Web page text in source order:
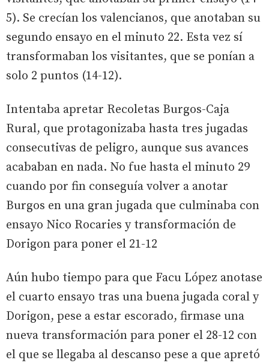
5). Se crecían los valencianos, que anotaban su
segundo ensayo en el minuto 22. Esta vez sí
transformaban los visitantes, que se ponían a
solo 2 puntos (14-12).
Intentaba apretar Recoletas Burgos-Caja
Rural, que protagonizaba hasta tres jugadas
consecutivas de peligro, aunque sus avances
acababan en nada. No fue hasta el minuto 29
cuando por fin conseguía volver a anotar
Burgos en una gran jugada que culminaba con
ensayo Nico Rocaries y transformación de
Dorigon para poner el 21-12
Aún hubo tiempo para que Facu López anotase
el cuarto ensayo tras una buena jugada coral y
Dorigon, pese a estar escorado, firmase una
nueva transformación para poner el 28-12 con
el que se llegaba al descanso pese a que apretó